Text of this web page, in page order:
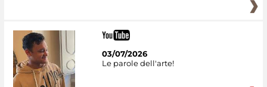
03/07/2026
Le parole dell'arte!